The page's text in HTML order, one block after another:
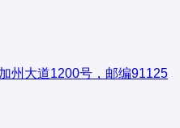
州大道1200号，邮编91125